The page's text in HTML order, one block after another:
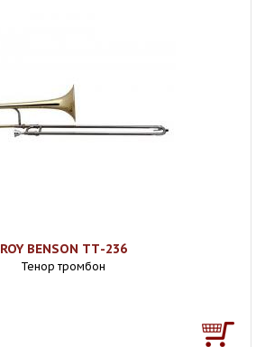
ROY BENSON ТТ-236
Тенор тромбон